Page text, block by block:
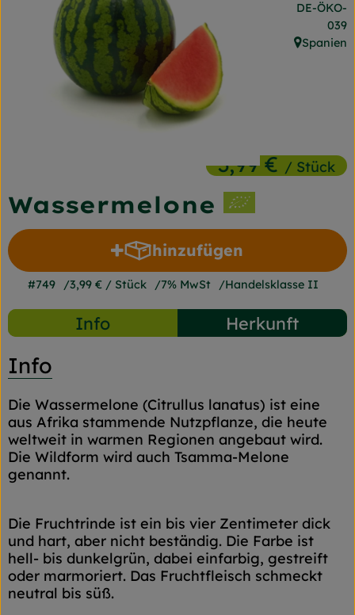
Frischetheke
Naturkost
Getränke
So geht's
Unsere Kisten
Über uns
Blog
Wassermelone
3,99 €/ Stück
,
DE-ÖKO-
039
, Herkunft:
Spanien
hinzufügen
Produkt zum Warenkorb
#749 3,99 € / Stück 7% MwSt Handelsklasse II
Info Herkunft
Info
Die Wassermelone (Citrullus lanatus) ist eine
aus Afrika stammende Nutzpflanze, die heute
weltweit in warmen Regionen angebaut wird.
Die Wildform wird auch Tsamma-Melone
genannt.
Die Fruchtrinde ist ein bis vier Zentimeter dick
und hart, aber nicht beständig. Die Farbe ist
hell- bis dunkelgrün, dabei einfarbig, gestreift
oder marmoriert. Das Fruchtfleisch schmeckt
neutral bis süß.